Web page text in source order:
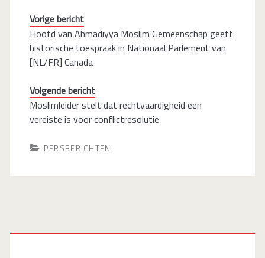
Vorige bericht
Hoofd van Ahmadiyya Moslim Gemeenschap geeft
historische toespraak in Nationaal Parlement van
[NL/FR] Canada
Volgende bericht
Moslimleider stelt dat rechtvaardigheid een
vereiste is voor conflictresolutie
PERSBERICHTEN